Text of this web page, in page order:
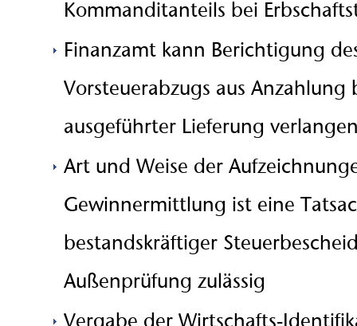
Kommanditanteils bei
Finanzamt kann Berichtigung
Vorsteuerabzugs aus Anzahlung
ausgeführter Lieferung
Art und Weise der
Gewinnermittlung ist eine
bestandskräftiger
Außenprüfung zulässig
Vergabe der Wirtschafts-